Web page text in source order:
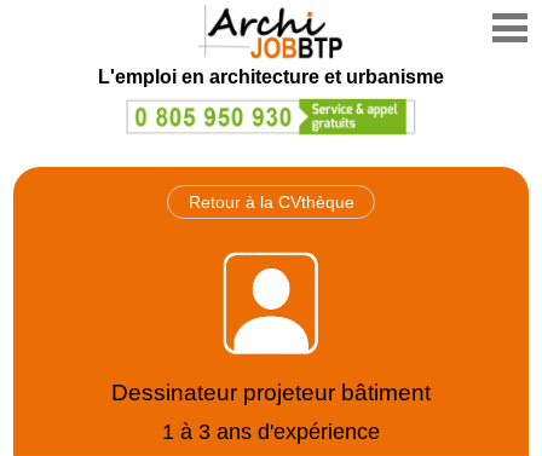
L'emploi en architecture et urbanisme
Retour à la CVthèque
Dessinateur projeteur bâtiment
1 à 3 ans d'expérience